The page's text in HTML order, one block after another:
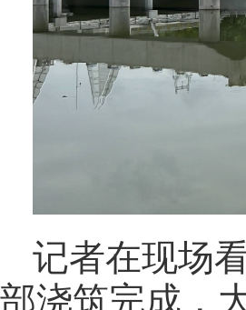
记者在现场
部浇筑完成，